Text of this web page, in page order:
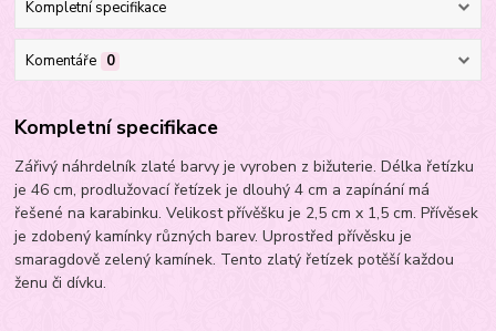
Kompletní specifikace
Komentáře 0
Kompletní specifikace
Zářivý náhrdelník zlaté barvy je vyroben z bižuterie. Délka řetízku
je 46 cm, prodlužovací řetízek je dlouhý 4 cm a zapínání má
řešené na karabinku. Velikost přívěšku je 2,5 cm x 1,5 cm. Přívěsek
je zdobený kamínky různých barev. Uprostřed přívěsku je
smaragdově zelený kamínek. Tento zlatý řetízek potěší každou
ženu či dívku.